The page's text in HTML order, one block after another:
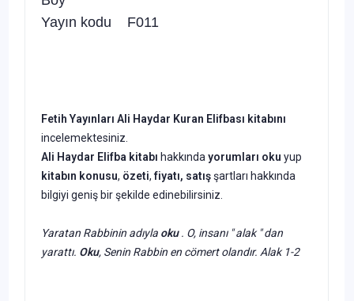
Yayın kodu F011
Fetih Yayınları Ali Haydar Kuran Elifbası kitabını
incelemektesiniz.
Ali Haydar Elifba kitabı hakkında yorumları oku yup
kitabın konusu, özeti,fiyatı, satışşartları hakkında
bilgiyi geniş bir şekilde edinebilirsiniz.
Yaratan Rabbinin adıyla oku. O, insanı " alak " dan
yarattı. Oku, Senin Rabbin en cömert olandır. Alak 1-2